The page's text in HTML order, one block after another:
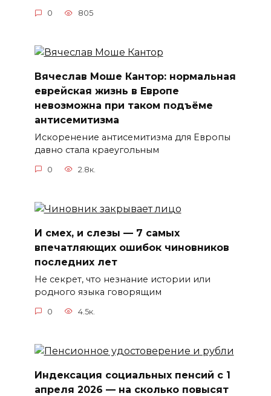
0 805
Вячеслав Моше Кантор: нормальная
еврейская жизнь в Европе
невозможна при таком подъёме
антисемитизма
Искоренение антисемитизма для Европы
давно стала краеугольным
0 2.8к.
И смех, и слезы — 7 самых
впечатляющих ошибок чиновников
последних лет
Не секрет, что незнание истории или
родного языка говорящим
0 4.5к.
Индексация социальных пенсий с 1
апреля 2026 — на сколько повысят